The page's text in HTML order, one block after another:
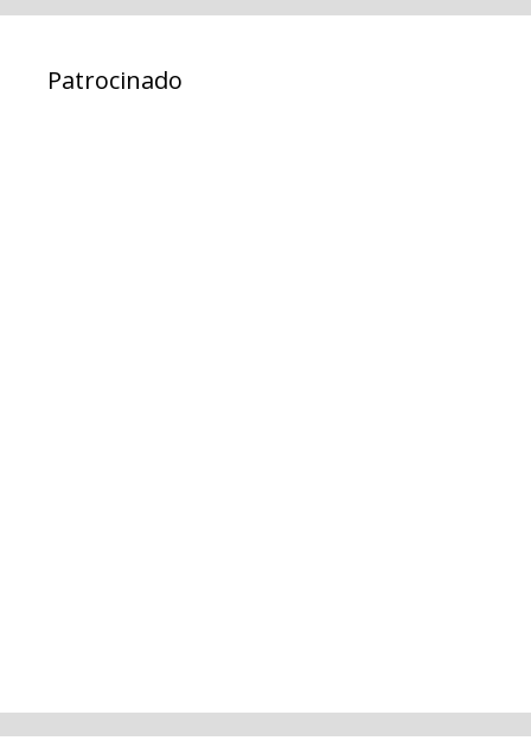
Patrocinado